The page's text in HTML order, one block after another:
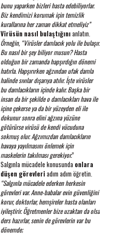
bunu yaparken bizleri hasta edebiliyorlar.
Biz kendimizi korumak için temizlik
kurallarına her zaman dikkat etmeliyiz”
Virüsün nasıl bulaştığını anlatın.
Örneğin, “Virüsler damlacık yolu ile bulaşır.
Bu nasıl bir şey biliyor musun? Hasta
olduğun bir zamanda hapşırdığın dönemi
hatırla. Hapşırırken ağzından ufak damla
halinde sıvılar dışarıya atılır. İşte virüsler
bu damlacıkların içinde kalır. Başka bir
insan da bir şekilde o damlacıkları hava ile
içine çekerse ya da bir yüzeyden eli ile
dokunur sonra elini ağzına yüzüne
götürürse virüsü de kendi vücuduna
sokmuş olur. Ağzımızdan damlacıkların
havaya yayılmasını önlemek için
maskelerin takılması gerekiyor.”
Salgınla mücadele konusunda onlara
düşen görevleri adım adım öğretin.
“Salgınla mücadele ederken herkesin
görevleri var. Anne-babalar evin güvenliğini
korur, doktorlar, hemşireler hasta olanları
iyileştirir. Öğretmenler bize uzaktan da olsa
ders hazırlar, senin de görevlerin var bu
dönemde;